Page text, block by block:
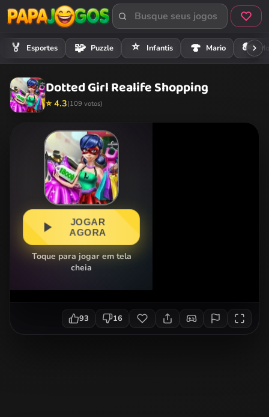
🏅 Esportes 🧩 Puzzle ⭐ Infantis 🍄 Mario 🏍️
Dotted Girl Realife Shopping
⭐ 4.3(109 votos)
JOGAR
AGORA
Toque para jogar em tela
cheia
93 16